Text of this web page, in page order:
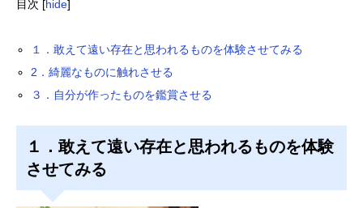
目次 [hide]
１．敢えて遠い存在と思われるものを体験させてみる
2．綺麗なものに触れさせる
３．自分が作ったものを鑑賞させる
１．敢えて遠い存在と思われるものを体験
させてみる